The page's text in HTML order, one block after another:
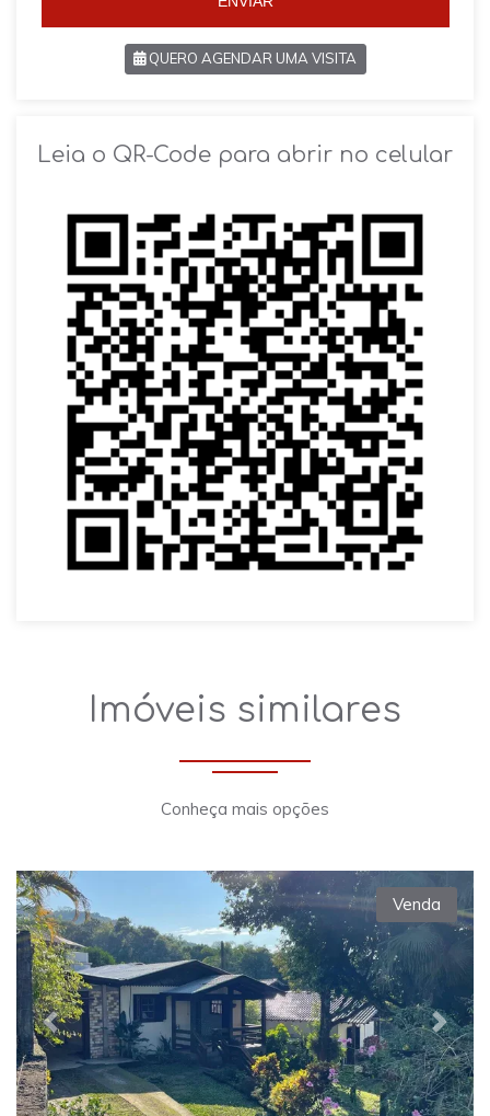
QUERO AGENDAR UMA VISITA
Leia o QR-Code para abrir no celular
Imóveis similares
Conheça mais opções
Previous Next
Venda